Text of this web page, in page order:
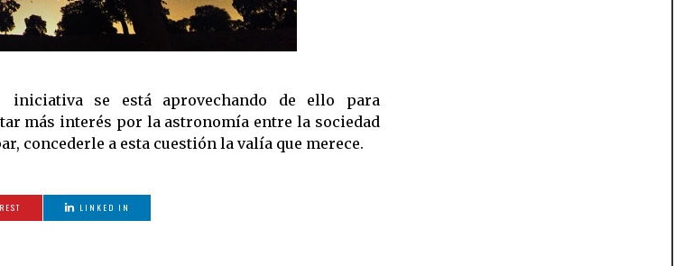
concederle a esta cuestión la valía que merece.
LINKED IN